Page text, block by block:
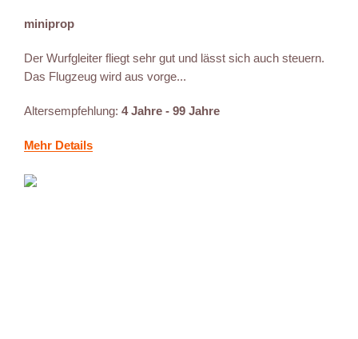
miniprop
Der Wurfgleiter fliegt sehr gut und lässt sich auch steuern.
Das Flugzeug wird aus vorge...
Altersempfehlung: 4 Jahre - 99 Jahre
Mehr Details